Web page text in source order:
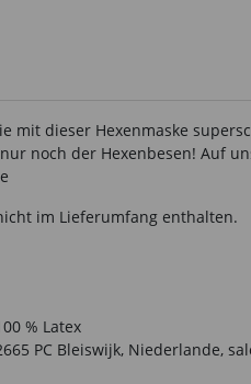
mit dieser Hexenmaske
noch der Hexenbesen! Auf
im Lieferumfang enthalten.
% Latex
PC Bleiswijk, Niederlande,